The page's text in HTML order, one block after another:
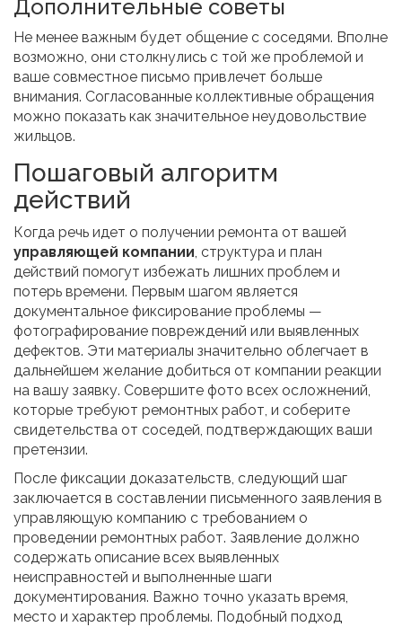
Дополнительные советы
Не менее важным будет общение с соседями. Вполне
возможно, они столкнулись с той же проблемой и
ваше совместное письмо привлечет больше
внимания. Согласованные коллективные обращения
можно показать как значительное неудовольствие
жильцов.
Пошаговый алгоритм
действий
Когда речь идет о получении ремонта от вашей
управляющей компании, структура и план
действий помогут избежать лишних проблем и
потерь времени. Первым шагом является
документальное фиксирование проблемы —
фотографирование повреждений или выявленных
дефектов. Эти материалы значительно облегчает в
дальнейшем желание добиться от компании реакции
на вашу заявку. Совершите фото всех осложнений,
которые требуют ремонтных работ, и соберите
свидетельства от соседей, подтверждающих ваши
претензии.
После фиксации доказательств, следующий шаг
заключается в составлении письменного заявления в
управляющую компанию с требованием о
проведении ремонтных работ. Заявление должно
содержать описание всех выявленных
неисправностей и выполненные шаги
документирования. Важно точно указать время,
место и характер проблемы. Подобный подход